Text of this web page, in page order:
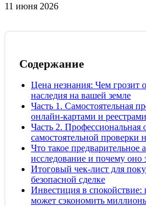
11 июня 2026
Содержание
Цена незнания: Чем грозит
наследия на вашей земле
Часть 1. Самостоятельная
онлайн-картами и реестрами
Часть 2. Профессиональная
самостоятельной проверки
Что такое предварительное
исследование и почему
Итоговый чек-лист для
безопасной сделке
Инвестиция в спокойствие:
может сэкономить